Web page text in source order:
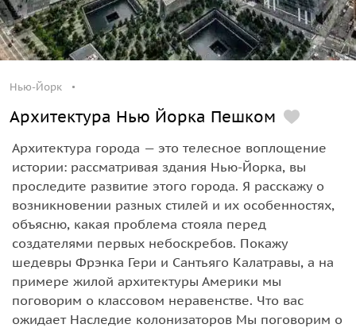
Нью-Йорк
Архитектура Нью Йорка Пешком
Архитектура города — это телесное воплощение
истории: рассматривая здания Нью-Йорка, вы
проследите развитие этого города. Я расскажу о
возникновении разных стилей и их особенностях,
объясню, какая проблема стояла перед
создателями первых небоскребов. Покажу
шедевры Фрэнка Гери и Сантьяго Калатравы, а на
примере жилой архитектуры Америки мы
поговорим о классовом неравенстве. Что вас
ожидает Наследие колонизаторов Мы поговорим о